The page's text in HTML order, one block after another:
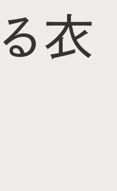
衣